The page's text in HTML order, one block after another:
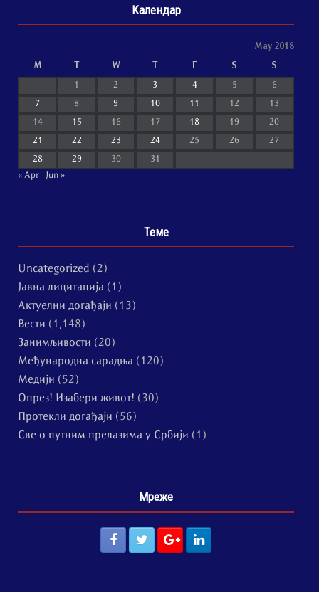
Календар
May 2018
M T W T F S S
1 2 3 4 5 6
7 8 9 10 11 12 13
14 15 16 17 18 19 20
21 22 23 24 25 26 27
28 29 30
31
« Apr
Jun »
Теме
Uncategorized (2)
Јавна лицитација (1)
Актуелни догађаји (13)
Вести (1,148)
Занимљивости (20)
Међународна сарадња (120)
Медији (52)
Опрез! Изабери живот! (30)
Протекли догађаји (56)
Све о путним прелазима у Србији (1)
Мреже